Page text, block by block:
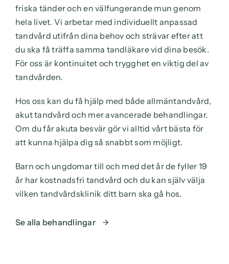
friska tänder och en välfungerande mun genom
hela livet. Vi arbetar med individuellt anpassad
tandvård utifrån dina behov och strävar efter att
du ska få träffa samma tandläkare vid dina besök.
För oss är kontinuitet och trygghet en viktig del av
tandvården.
Hos oss kan du få hjälp med både allmäntandvård,
akut tandvård och mer avancerade behandlingar.
Om du får akuta besvär gör vi alltid vårt bästa för
att kunna hjälpa dig så snabbt som möjligt.
Barn och ungdomar till och med det år de fyller 19
år har kostnadsfri tandvård och du kan själv välja
vilken tandvårdsklinik ditt barn ska gå hos.
Se alla behandlingar